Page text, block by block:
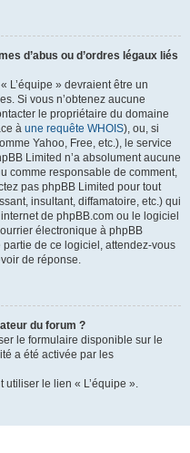
d’abus ou d’ordres légaux liés
L’équipe » devraient être un
Si vous n’obtenez aucune
le propriétaire du domaine
à une requête WHOIS), ou, si
Yahoo, Free, etc.), le service
Limited n’a absolument aucune
comme responsable de comment,
pas phpBB Limited pour tout
insultant, diffamatoire, etc.) qui
de phpBB.com ou le logiciel
électronique à phpBB
partie de ce logiciel, attendez-vous
de réponse.
du forum ?
le formulaire disponible sur le
a été activée par les
utiliser le lien « L’équipe ».